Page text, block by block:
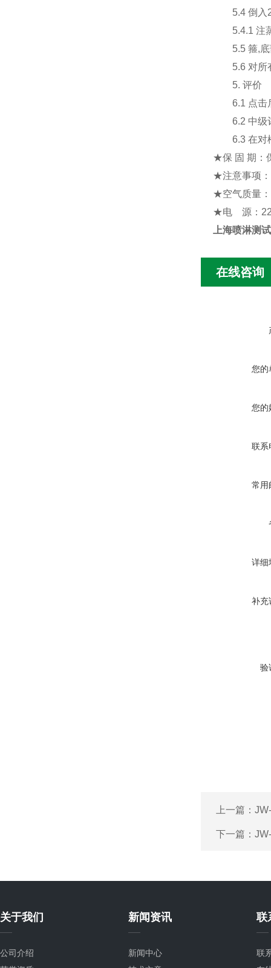
5.4 倒入
5.4.1 注蒸
5.5 箍,底部
5.6 对所有
5. 评价
6.1 点击后
6.2 中级评
6.3 在对松
★保 固 期 ：
★注意事项 ：
★空气质量：
★电 源：
上海喷淋测
在线咨询
您的
您的
联系
常用
详细
补充
验
上一篇：
下一篇：
关于我们
公司介绍
新闻资讯
新闻中心
联
联